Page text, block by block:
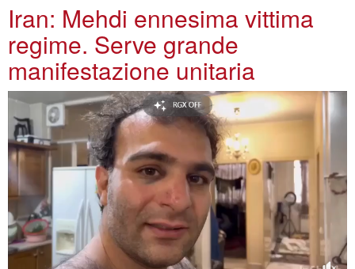
Iran: Mehdi ennesima vittima
regime. Serve grande
manifestazione unitaria